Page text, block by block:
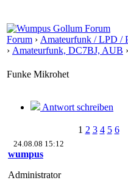
Forum › Amateurfunk / LPD /
› Amateurfunk, DC7BJ, AUB ›
Funke Mikrohet
Antwort schreiben
1 2 3 4 5 6
24.08.08 15:12
wumpus
Administrator